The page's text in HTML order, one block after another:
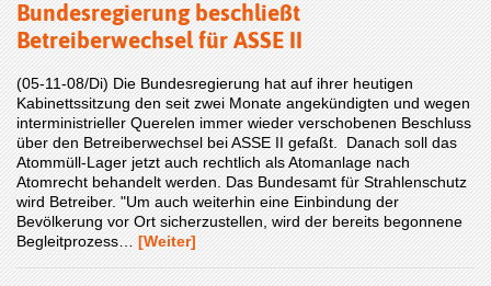
Bundesregierung beschließt
Betreiberwechsel für ASSE II
(05-11-08/Di) Die Bundesregierung hat auf ihrer heutigen
Kabinettssitzung den seit zwei Monate angekündigten und wegen
interministrieller Querelen immer wieder verschobenen Beschluss
über den Betreiberwechsel bei ASSE II gefaßt. Danach soll das
Atommüll-Lager jetzt auch rechtlich als Atomanlage nach
Atomrecht behandelt werden. Das Bundesamt für Strahlenschutz
wird Betreiber. "Um auch weiterhin eine Einbindung der
Bevölkerung vor Ort sicherzustellen, wird der bereits begonnene
Begleitprozess… [Weiter]